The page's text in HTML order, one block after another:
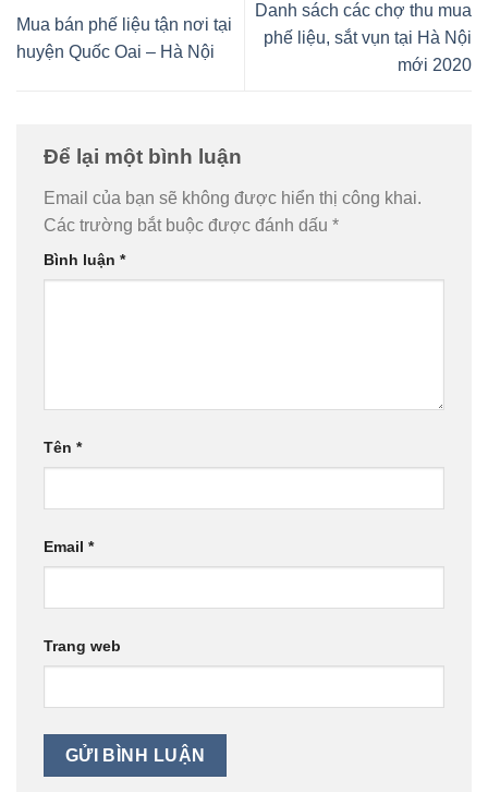
Mua bán phế liệu tận nơi tại
huyện Quốc Oai – Hà Nội
Danh sách các chợ thu mua
phế liệu, sắt vụn tại Hà Nội
mới 2020
Để lại một bình luận
Email của bạn sẽ không được hiển thị công khai.
Các trường bắt buộc được đánh dấu *
Bình luận *
Tên *
Email *
Trang web